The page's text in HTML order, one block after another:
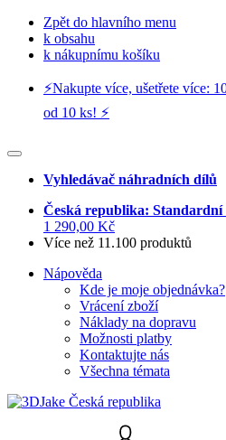
Zpět do hlavního menu
k obsahu
k nákupnímu košíku
⚡️Nakupte více, ušetřete více:
od 10 ks! ⚡️
Vyhledávač náhradních dílů
Česká republika: Standardní
1 290,00 Kč
Více než 11.100 produktů
Nápověda
Kde je moje objednávka?
Vrácení zboží
Náklady na dopravu
Možnosti platby
Kontaktujte nás
Všechna témata